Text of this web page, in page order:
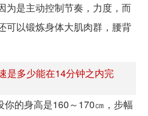
为是主动控制节奏，力度，而
可以锻炼身体大肌肉群，腰背
是多少能在14分钟之内完
的身高是160～170㎝，步幅